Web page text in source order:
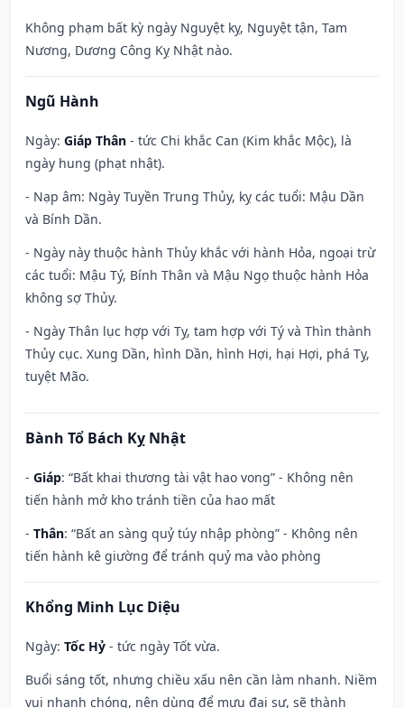
Không phạm bất kỳ ngày Nguyệt kỵ, Nguyệt tận, Tam
Nương, Dương Công Kỵ Nhật nào.
Ngũ Hành
Ngày: Giáp Thân - tức Chi khắc Can (Kim khắc Mộc), là
ngày hung (phạt nhật).
- Nạp âm: Ngày Tuyền Trung Thủy, kỵ các tuổi: Mậu Dần
và Bính Dần.
- Ngày này thuộc hành Thủy khắc với hành Hỏa, ngoại trừ
các tuổi: Mậu Tý, Bính Thân và Mậu Ngọ thuộc hành Hỏa
không sợ Thủy.
- Ngày Thân lục hợp với Tỵ, tam hợp với Tý và Thìn thành
Thủy cục. Xung Dần, hình Dần, hình Hợi, hại Hợi, phá Tỵ,
tuyệt Mão.
Bành Tổ Bách Kỵ Nhật
- Giáp: “Bất khai thương tài vật hao vong” - Không nên
tiến hành mở kho tránh tiền của hao mất
- Thân: “Bất an sàng quỷ túy nhập phòng” - Không nên
tiến hành kê giường để tránh quỷ ma vào phòng
Khổng Minh Lục Diệu
Ngày: Tốc Hỷ - tức ngày Tốt vừa.
Buổi sáng tốt, nhưng chiều xấu nên cần làm nhanh. Niềm
vui nhanh chóng, nên dùng để mưu đại sự, sẽ thành